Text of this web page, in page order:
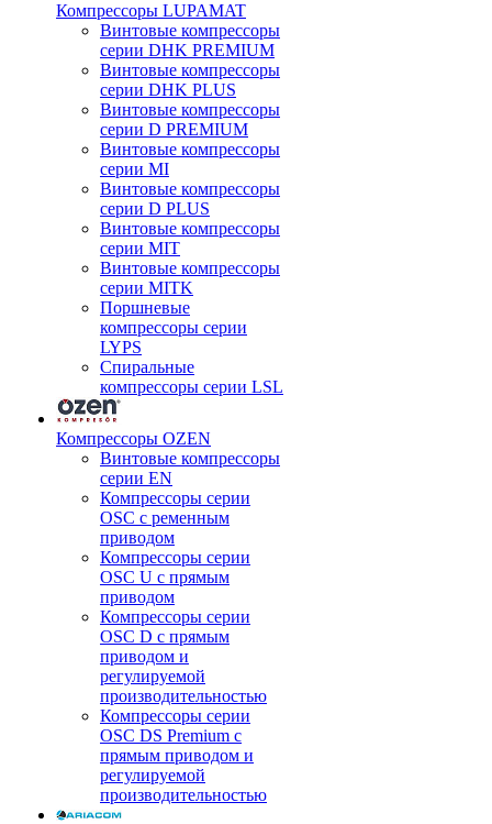
Компрессоры LUPAMAT
Винтовые компрессоры
серии DHK PREMIUM
Винтовые компрессоры
серии DHK PLUS
Винтовые компрессоры
серии D PREMIUM
Винтовые компрессоры
серии MI
Винтовые компрессоры
серии D PLUS
Винтовые компрессоры
серии MIT
Винтовые компрессоры
серии MITK
Поршневые
компрессоры серии
LYPS
Спиральные
компрессоры серии LSL
Компрессоры OZEN
Винтовые компрессоры
серии EN
Компрессоры серии
OSC с ременным
приводом
Компрессоры серии
OSC U с прямым
приводом
Компрессоры серии
OSC D с прямым
приводом и
регулируемой
производительностью
Компрессоры серии
OSC DS Premium с
прямым приводом и
регулируемой
производительностью